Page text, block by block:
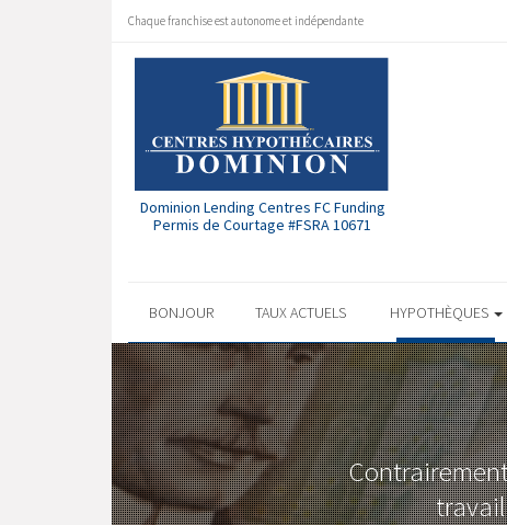
Chaque franchise est autonome et indépendante
Dominion Lending Centres FC Funding
Permis de Courtage #FSRA 10671
BONJOUR TAUX ACTUELS HYPOTHÈQUES